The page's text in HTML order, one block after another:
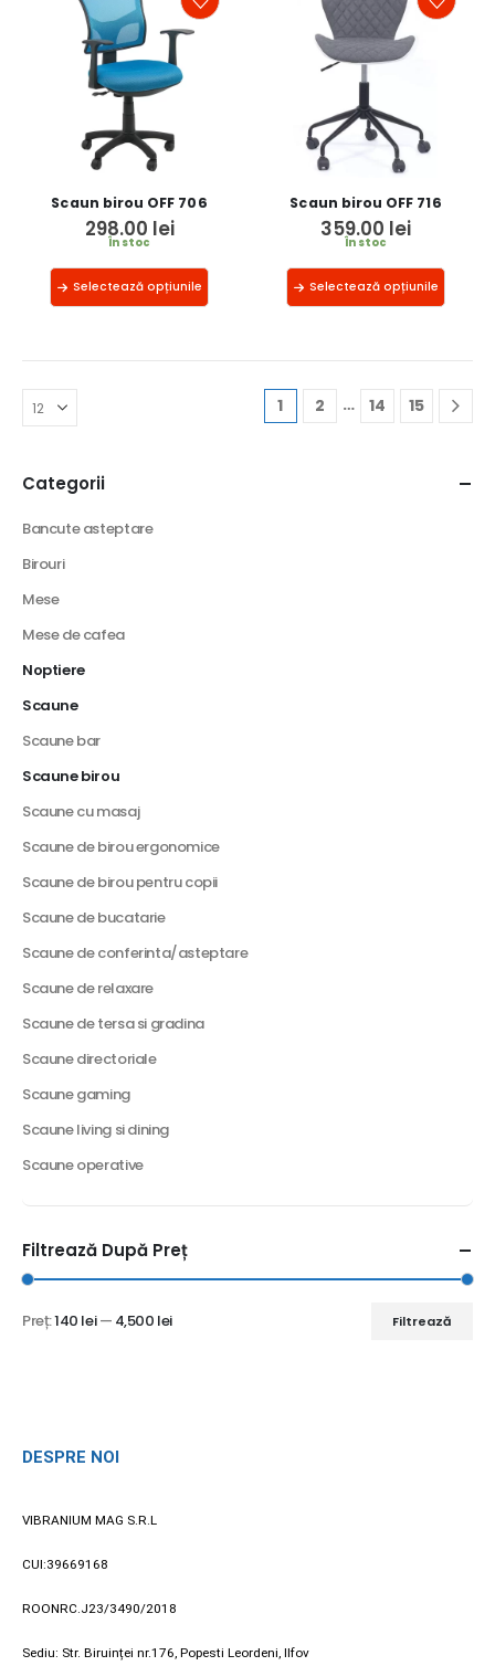
Scaun birou OFF 706
298.00 lei
În stoc
Selectează opțiunile
Scaun birou OFF 716
359.00 lei
În stoc
Selectează opțiunile
1 2 … 14 15
Categorii
Bancute asteptare
Birouri
Mese
Mese de cafea
Noptiere
Scaune
Scaune bar
Scaune birou
Scaune cu masaj
Scaune de birou ergonomice
Scaune de birou pentru copii
Scaune de bucatarie
Scaune de conferinta/asteptare
Scaune de relaxare
Scaune de tersa si gradina
Scaune directoriale
Scaune gaming
Scaune living si dining
Scaune operative
Filtrează După Preț
Filtrează
Preț:140 lei— 4,500 lei
DESPRE NOI
VIBRANIUM MAG S.R.L
CUI:39669168
ROONRC.J23/3490/2018
Sediu: Str. Biruinței nr.176, Popesti Leordeni, Ilfov